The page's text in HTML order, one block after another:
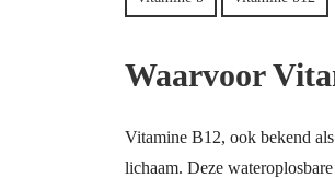
Waarvoor
Vitamine B12, ook bekend
lichaam. Deze